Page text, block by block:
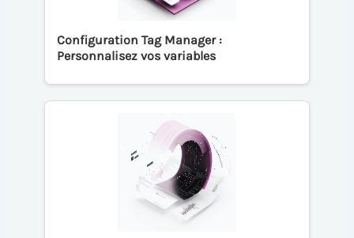
Configuration Tag Manager :
Personnalisez vos variables